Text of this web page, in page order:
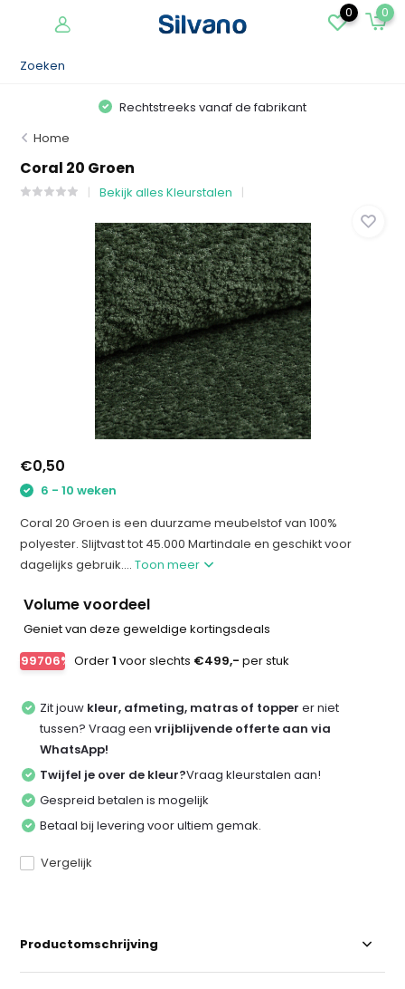
0 0
Rechtstreeks vanaf de fabrikant
Home
Coral 20 Groen
Bekijk alles Kleurstalen
€0,50
6 - 10 weken
Coral 20 Groen is een duurzame meubelstof van 100%
polyester. Slijtvast tot 45.000 Martindale en geschikt voor
dagelijks gebruik....Toon meer
Volume voordeel
Geniet van deze geweldige kortingsdeals
-99706% Order1 voor slechts €499,- per stuk
Zit jouw kleur, afmeting, matras of topper er niet
tussen? Vraag eenvrijblijvende offerte aan via
WhatsApp!
Twijfel je over de kleur?Vraag kleurstalen aan!
Gespreid betalen is mogelijk
Betaal bij levering voor ultiem gemak.
Vergelijk
Productomschrijving